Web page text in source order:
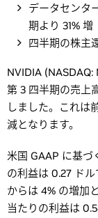
データセンタ
期より 31% 増
四半期の株主
NVIDIA
第 3 四半期の売上
しました。これは
減となります。
米国 GAAP に基づ
の利益は 0.27 ド
からは 4% の増加
当たりの利益は